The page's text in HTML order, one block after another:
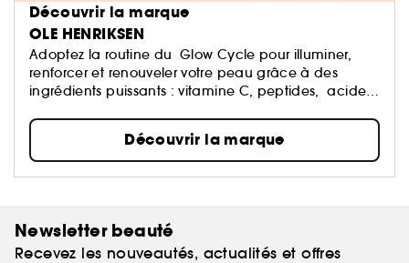
Découvrir la marque
OLE HENRIKSEN
Adoptez la routine du Glow Cycle pour illuminer,
renforcer et renouveler votre peau grâce à des
ingrédients puissants : vitamine C, peptides, acides
Découvrir la marque
Newsletter beauté
Recevez les nouveautés, actualités et offres